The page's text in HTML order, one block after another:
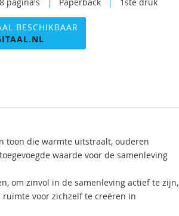
BESCHIKBAAR
toon die warmte uitstraalt, ouderen
waarde voor de samenleving
om zinvol in de samenleving actief te zijn,
voor zichzelf te creëren in